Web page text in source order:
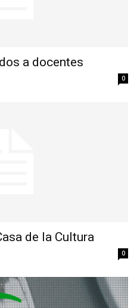
a docentes
0
de la Cultura
0